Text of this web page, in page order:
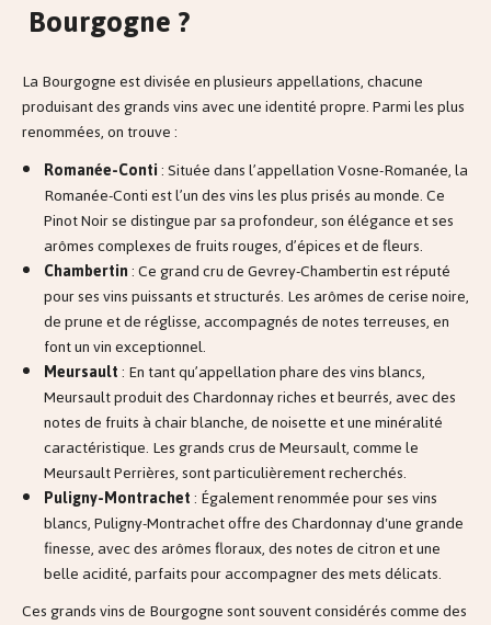
Bourgogne ?
La Bourgogne est divisée en plusieurs appellations, chacune
produisant des grands vins avec une identité propre. Parmi les plus
renommées, on trouve :
Romanée-Conti: Située dans l’appellation Vosne-Romanée, la
Romanée-Conti est l’un des vins les plus prisés au monde. Ce
Pinot Noir se distingue par sa profondeur, son élégance et ses
arômes complexes de fruits rouges, d’épices et de fleurs.
Chambertin: Ce grand cru de Gevrey-Chambertin est réputé
pour ses vins puissants et structurés. Les arômes de cerise noire,
de prune et de réglisse, accompagnés de notes terreuses, en
font un vin exceptionnel.
Meursault: En tant qu’appellation phare des vins blancs,
Meursault produit des Chardonnay riches et beurrés, avec des
notes de fruits à chair blanche, de noisette et une minéralité
caractéristique. Les grands crus de Meursault, comme le
Meursault Perrières, sont particulièrement recherchés.
Puligny-Montrachet: Également renommée pour ses vins
blancs, Puligny-Montrachet offre des Chardonnay d'une grande
finesse, avec des arômes floraux, des notes de citron et une
belle acidité, parfaits pour accompagner des mets délicats.
Ces grands vins de Bourgogne sont souvent considérés comme des